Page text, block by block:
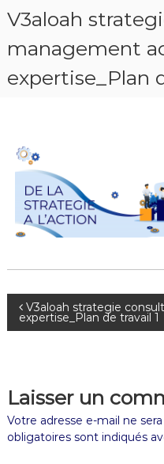
V3aloah
management
expertise_Plan
V3aloah strategie
expertise_Plan de travail 1
Laisser un
Votre adresse e-mail ne
obligatoires sont indiqués